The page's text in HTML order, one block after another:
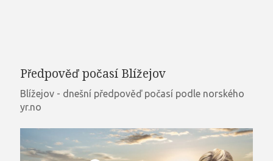
Předpověď počasí Blížejov
Blížejov - dnešní předpověď počasí podle norského
yr.no